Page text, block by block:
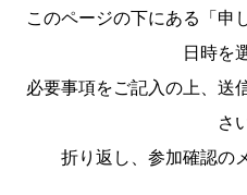
このページの下にある「申
日時を
必要事項をご記入の上、送
さ
折り返し、参加確認の